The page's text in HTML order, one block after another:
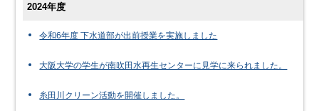
2024年度
令和6年度 下水道部が出前授業を実施しました
大阪大学の学生が南吹田水再生センターに見学に来られました。
糸田川クリーン活動を開催しました。